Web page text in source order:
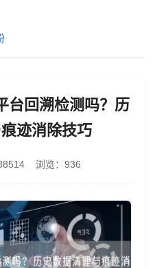
台回溯检测吗？历
迹消除技巧
浏览：936